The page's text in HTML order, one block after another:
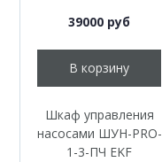
39000 руб
В корзину
Шкаф управления
насосами ШУН-PRO-
1-3-ПЧ EKF